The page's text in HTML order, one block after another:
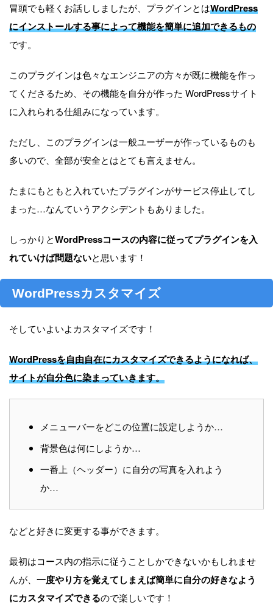
冒頭でも軽くお話ししましたが、プラグインとはWordPress
にインストールする事によって機能を簡単に追加できるもの
です。
このプラグインは色々なエンジニアの方々が既に機能を作っ
てくださるため、その機能を自分が作った WordPressサイト
に入れられる仕組みになっています。
ただし、このプラグインは一般ユーザーが作っているものも
多いので、全部が安全とはとても言えません。
たまにもともと入れていたプラグインがサービス停止してし
まった…なんていうアクシデントもありました。
しっかりとWordPressコースの内容に従ってプラグインを入
れていけば問題ないと思います！
WordPressカスタマイズ
そしていよいよカスタマイズです！
WordPressを自由自在にカスタマイズできるようになれば、
サイトが自分色に染まっていきます。
メニューバーをどこの位置に設定しようか…
背景色は何にしようか…
一番上（ヘッダー）に自分の写真を入れよう
か…
などと好きに変更する事ができます。
最初はコース内の指示に従うことしかできないかもしれませ
んが、 一度やり方を覚えてしまえば簡単に自分の好きなよう
にカスタマイズできるので楽しいです！